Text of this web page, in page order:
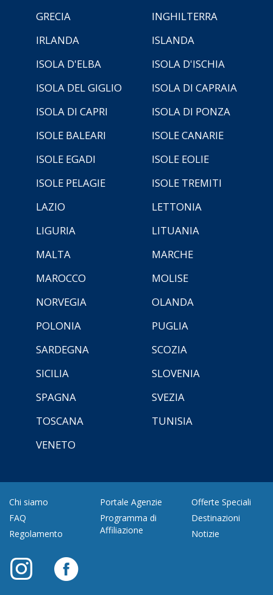
GRECIA
INGHILTERRA
IRLANDA
ISLANDA
ISOLA D'ELBA
ISOLA D'ISCHIA
ISOLA DEL GIGLIO
ISOLA DI CAPRAIA
ISOLA DI CAPRI
ISOLA DI PONZA
ISOLE BALEARI
ISOLE CANARIE
ISOLE EGADI
ISOLE EOLIE
ISOLE PELAGIE
ISOLE TREMITI
LAZIO
LETTONIA
LIGURIA
LITUANIA
MALTA
MARCHE
MAROCCO
MOLISE
NORVEGIA
OLANDA
POLONIA
PUGLIA
SARDEGNA
SCOZIA
SICILIA
SLOVENIA
SPAGNA
SVEZIA
TOSCANA
TUNISIA
VENETO
Chi siamo
FAQ
Regolamento
Portale Agenzie
Programma di
Affiliazione
Offerte Speciali
Destinazioni
Notizie